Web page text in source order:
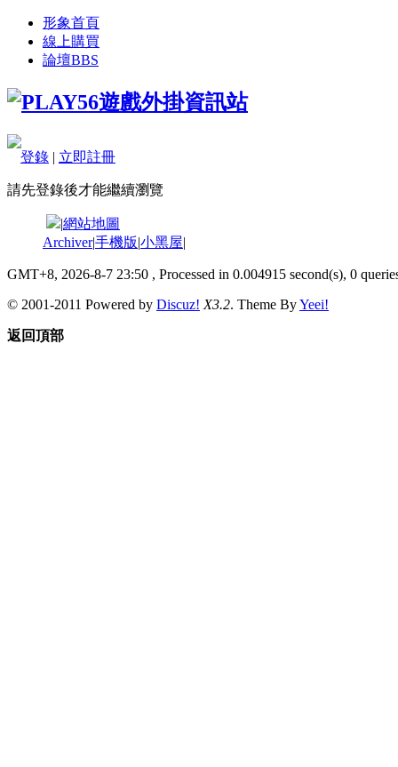
形象首頁
線上購買
論壇BBS
登錄 | 立即註冊
請先登錄後才能繼續瀏覽
|網站地圖
Archiver|手機版|小黑屋|
GMT+8, 2026-8-7 23:50 , Processed in 0.004915 second(s), 0
© 2001-2011 Powered by Discuz! X3.2. Theme ByYeei!
返回頂部